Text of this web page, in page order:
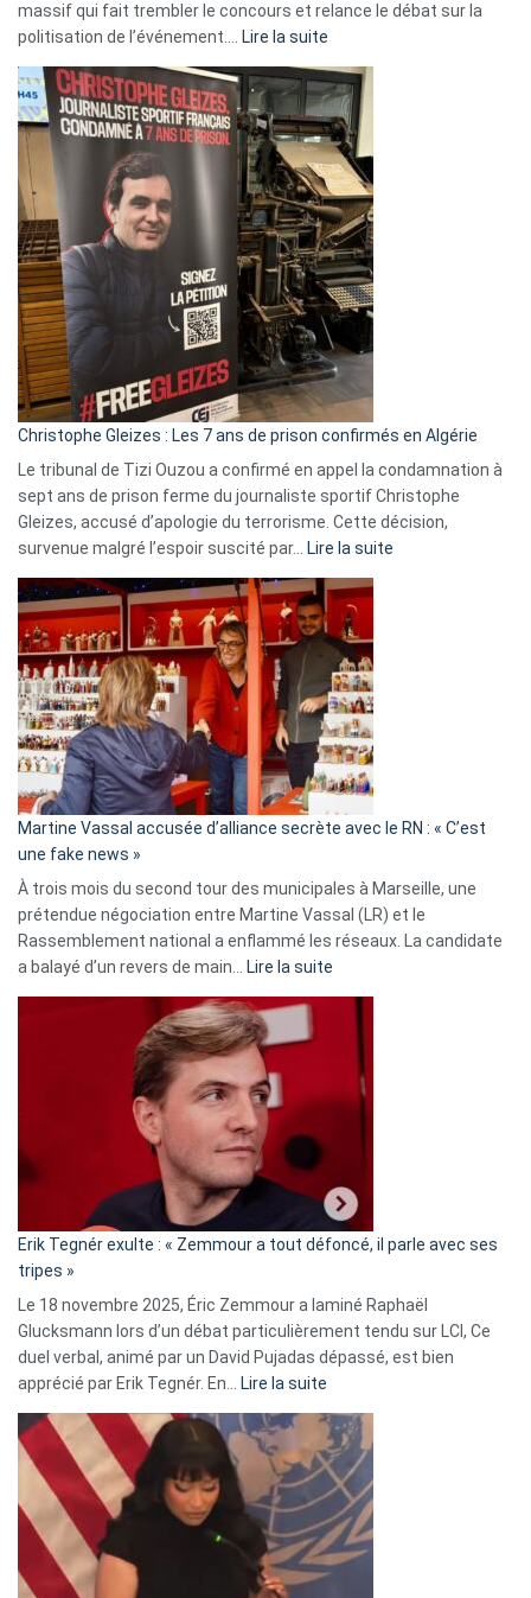
massif qui fait trembler le concours et relance le débat sur la
politisation de l’événement.… Lire la suite
Eurovision
2026
:
Pays-
Bas,
Espagne,
Irlande
et
Slovénie
rejettent
la
présence
d’Israël
Christophe Gleizes : Les 7 ans de prison confirmés en Algérie
Le tribunal de Tizi Ouzou a confirmé en appel la condamnation à
sept ans de prison ferme du journaliste sportif Christophe
Gleizes, accusé d’apologie du terrorisme. Cette décision,
survenue malgré l’espoir suscité par… Lire la suite
Algérie
Martine Vassal accusée d’alliance secrète avec le RN : « C’est
une fake news »
À trois mois du second tour des municipales à Marseille, une
prétendue négociation entre Martine Vassal (LR) et le
Rassemblement national a enflammé les réseaux. La candidate
a balayé d’un revers de main… Lire la suite
d’alliance
secrète
«
C’est
fake
news
»
Erik Tegnér exulte : « Zemmour a tout défoncé, il parle avec ses
tripes »
Le 18 novembre 2025, Éric Zemmour a laminé Raphaël
Glucksmann lors d’un débat particulièrement tendu sur LCI, Ce
duel verbal, animé par un David Pujadas dépassé, est bien
apprécié par Erik Tegnér. En… Lire la suite
Tegnér
exulte
« Zemmour
a
tout